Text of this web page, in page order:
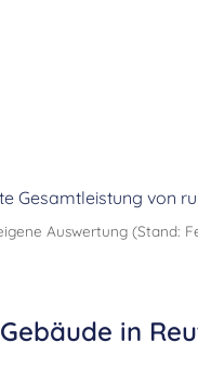
Gesamtleistung von
Auswertung (Stand:
in